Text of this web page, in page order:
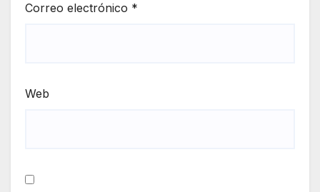
Correo electrónico *
Web